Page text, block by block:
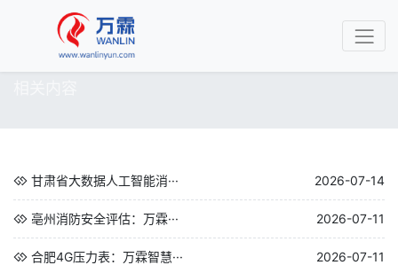
甘肃省大数据人工智能消··· 2026-07-14
亳州消防安全评估：万霖··· 2026-07-11
合肥4G压力表：万霖智慧··· 2026-07-11